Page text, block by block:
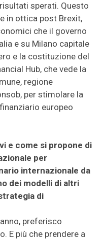
sperati. Questo
in ottica post Brexit,
che il governo
e su Milano capitale
e la costituzione del
Hub, che vede la
regione
per stimolare la
europeo
e come si propone di
per
internazionale da
dei modelli di altri
di
preferisco
E più che prendere a